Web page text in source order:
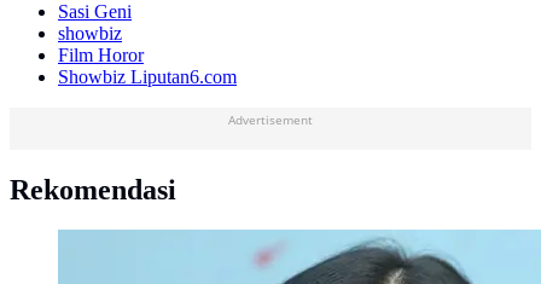
Sasi Geni
showbiz
Film Horor
Showbiz Liputan6.com
Advertisement
Rekomendasi